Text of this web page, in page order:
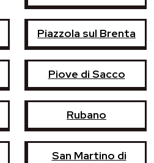
Piazzola sul Brenta
Piove di Sacco
Rubano
San Martino di